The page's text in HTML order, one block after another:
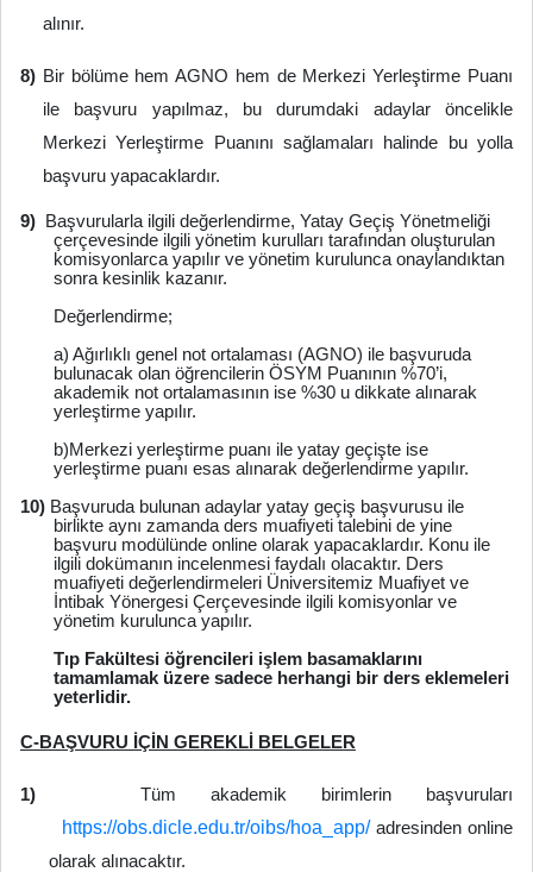
alınır.
8) Bir bölüme hem AGNO hem de Merkezi Yerleştirme Puanı
ile başvuru yapılmaz, bu durumdaki adaylar öncelikle
Merkezi Yerleştirme Puanını sağlamaları halinde bu yolla
başvuru yapacaklardır.
9) Başvurularla ilgili değerlendirme, Yatay Geçiş Yönetmeliği
çerçevesinde ilgili yönetim kurulları tarafından oluşturulan
komisyonlarca yapılır ve yönetim kurulunca onaylandıktan
sonra kesinlik kazanır.
Değerlendirme;
a) Ağırlıklı genel not ortalaması (AGNO) ile başvuruda
bulunacak olan öğrencilerin ÖSYM Puanının %70’i,
akademik not ortalamasının ise %30 u dikkate alınarak
yerleştirme yapılır.
b)Merkezi yerleştirme puanı ile yatay geçişte ise
yerleştirme puanı esas alınarak değerlendirme yapılır.
10) Başvuruda bulunan adaylar yatay geçiş başvurusu ile
birlikte aynı zamanda ders muafiyeti talebini de yine
başvuru modülünde online olarak yapacaklardır. Konu ile
ilgili dokümanın incelenmesi faydalı olacaktır. Ders
muafiyeti değerlendirmeleri Üniversitemiz Muafiyet ve
İntibak Yönergesi Çerçevesinde ilgili komisyonlar ve
yönetim kurulunca yapılır.
Tıp Fakültesi öğrencileri işlem basamaklarını
tamamlamak üzere sadece herhangi bir ders eklemeleri
yeterlidir.
C-BAŞVURU İÇİN GEREKLİ BELGELER
1) Tüm akademik birimlerin başvuruları
https://obs.dicle.edu.tr/oibs/hoa_app/ adresinden online
olarak alınacaktır.